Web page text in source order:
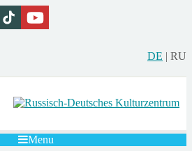
DE | RU
Menu